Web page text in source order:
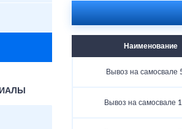
Наименование
Вывоз на самосвале
Вывоз на самосвале